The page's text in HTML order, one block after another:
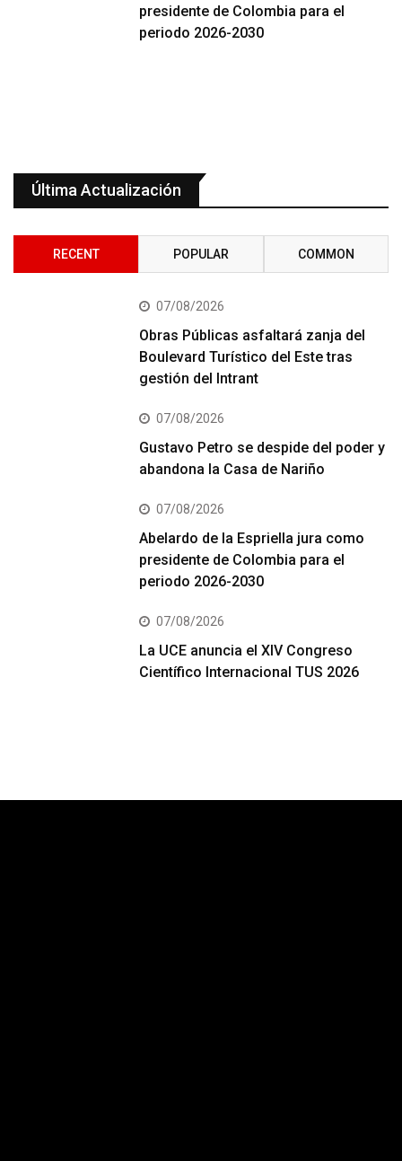
presidente de Colombia para el
periodo 2026-2030
Última Actualización
RECENT POPULAR COMMON
07/08/2026
Obras Públicas asfaltará zanja del
Boulevard Turístico del Este tras
gestión del Intrant
07/08/2026
Gustavo Petro se despide del poder y
abandona la Casa de Nariño
07/08/2026
Abelardo de la Espriella jura como
presidente de Colombia para el
periodo 2026-2030
07/08/2026
La UCE anuncia el XIV Congreso
Científico Internacional TUS 2026